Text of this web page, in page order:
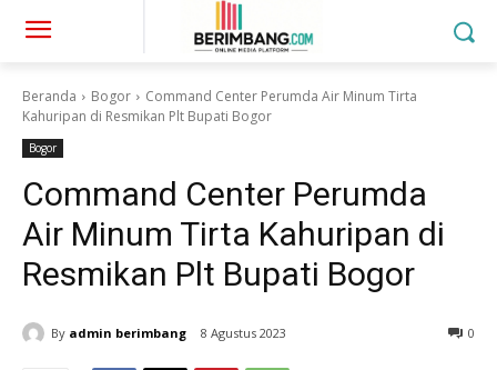
Beranda Bogor
Command Center Perumda Air Minum Tirta
Kahuripan di Resmikan Plt Bupati Bogor
Bogor
Command Center Perumda
Air Minum Tirta Kahuripan di
Resmikan Plt Bupati Bogor
By admin berimbang 8 Agustus 2023 0